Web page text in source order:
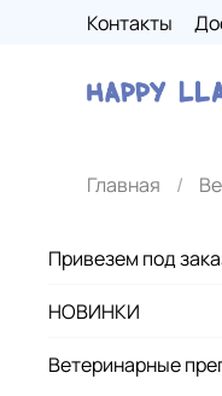
Контакты
Главная
Привезем под
НОВИНКИ
Ветеринарные